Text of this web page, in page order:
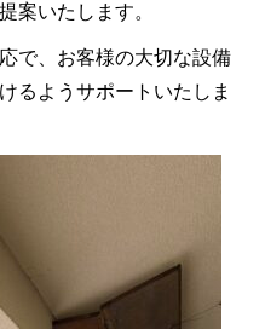
案いたします。
で、お客様の大切な設備
るようサポートいたしま